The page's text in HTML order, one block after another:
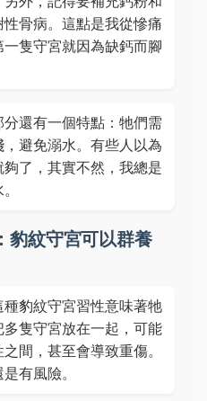
骨病。這點是我從慘痛
隻守宮就因為缺鈣而腳
還有一個特點：牠們需
避免溺水。有些人以為
了，其實不然，我總是
豹紋守宮可以群養
豹紋守宮習性意味著牠
隻守宮放在一起，可能
間，甚至會導致重傷。
有風險。